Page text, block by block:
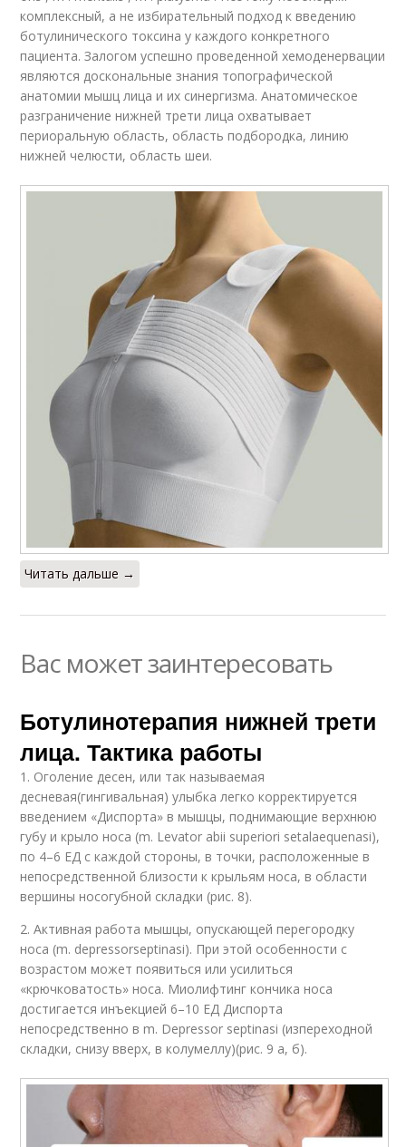
комплексный, а не избирательный подход к введению
ботулинического токсина у каждого конкретного
пациента. Залогом успешно проведенной хемоденервации
являются доскональные знания топографической
анатомии мышц лица и их синергизма. Анатомическое
разграничение нижней трети лица охватывает
периоральную область, область подбородка, линию
нижней челюсти, область шеи.
Читать дальше →
Вас может заинтересовать
Ботулинотерапия нижней трети
лица. Тактика работы
1. Оголение десен, или так называемая
десневая(гингивальная) улыбка легко корректируется
введением «Диспорта» в мышцы, поднимающие верхнюю
губу и крыло носа (m. Levator abii superiori setalaequenasi),
по 4–6 ЕД с каждой стороны, в точки, расположенные в
непосредственной близости к крыльям носа, в области
вершины носогубной складки (рис. 8).
2. Активная работа мышцы, опускающей перегородку
носа (m. depressorseptinasi). При этой особенности с
возрастом может появиться или усилиться
«крючковатость» носа. Миолифтинг кончика носа
достигается инъекцией 6–10 ЕД Диспорта
непосредственно в m. Depressor septinasi (изпереходной
складки, снизу вверх, в колумеллу)(рис. 9 а, б).